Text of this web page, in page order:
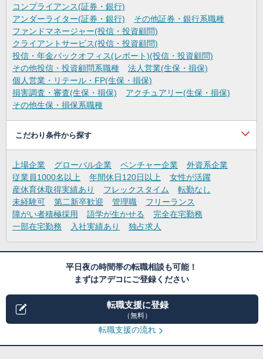
コンプライアンス(証券・銀行)
アンダーライター(証券・銀行)
その他証券・銀行系職種
ファンドマネージャー(投信・投資顧問)
クライアントサービス(投信・投資顧問)
投信・年金バックオフィス(レポート)(投信・投資顧問)
その他投信・投資顧問系職種
法人営業(生保・損保)
個人営業・リテール・FP(生保・損保)
損害調査・審査(生保・損保)
アクチュアリー(生保・損保)
その他生保・損保系職種
こだわり条件から探す
上場企業 グローバル企業 ベンチャー企業
外資系企業
従業員1000名以上
年間休日120日以上
女性が活躍
産休育休取得実績あり
フレックスタイム
転勤なし
未経験可
第二新卒歓迎 管理職
フリーランス
障がい者積極採用
語学が生かせる
完全在宅勤務
一部在宅勤務
入社実績あり 独占求人
平日夜の時間帯の転職相談も可能！
まずはアデコにご登録ください
転職支援に登録
（無料）
転職支援の流れ